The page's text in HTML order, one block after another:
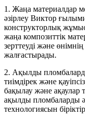
1. Жаңа материалдар
әзірлеу Виктор
конструкторлық
жаңа композиттік
зерттеуді және
жалғастырады.
2. Ақылды
тиімдірек және
бақылау және ақаулар
ақылды пломбаларды
технологиясын